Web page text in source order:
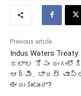
Previous article
Indus Waters Treaty:
జలాల కోసం
ఆర్మీ.. భారత్‌
ఊరుకుంటుందా?